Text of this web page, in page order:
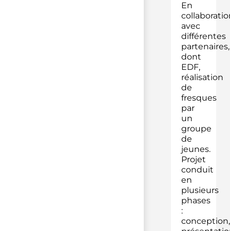
En
avec
différentes
partenaires,
dont
EDF,
réalisation
de
fresques
par
un
groupe
de
jeunes.
Projet
conduit
en
plusieurs
phases
:
conception,